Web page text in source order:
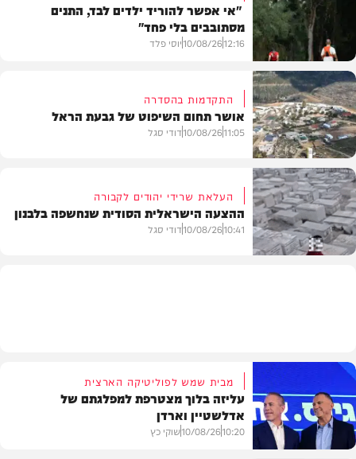
חדשות
"אי אפשר להוריד ילדים לבד, התנים
מסתובבים בלי פחד"
12:16
10/08/26יוסי פלד
חדשות
התקדמות בהסדרה
אושר תחום השיפוט של גבעת הראל
11:05
10/08/26דודי סגל
העלאת שרידי יהודים לקבורה
ההצעה הישראלית הסודית שנחשפה בלבנון
10:41
10/08/26דודי סגל
מבית שמש לפוליטיקה הארצית
עליזה בלוך מצטרפת למפלגתם של
אדלשטיין וארדן
10:20
10/08/26שוקי כץ